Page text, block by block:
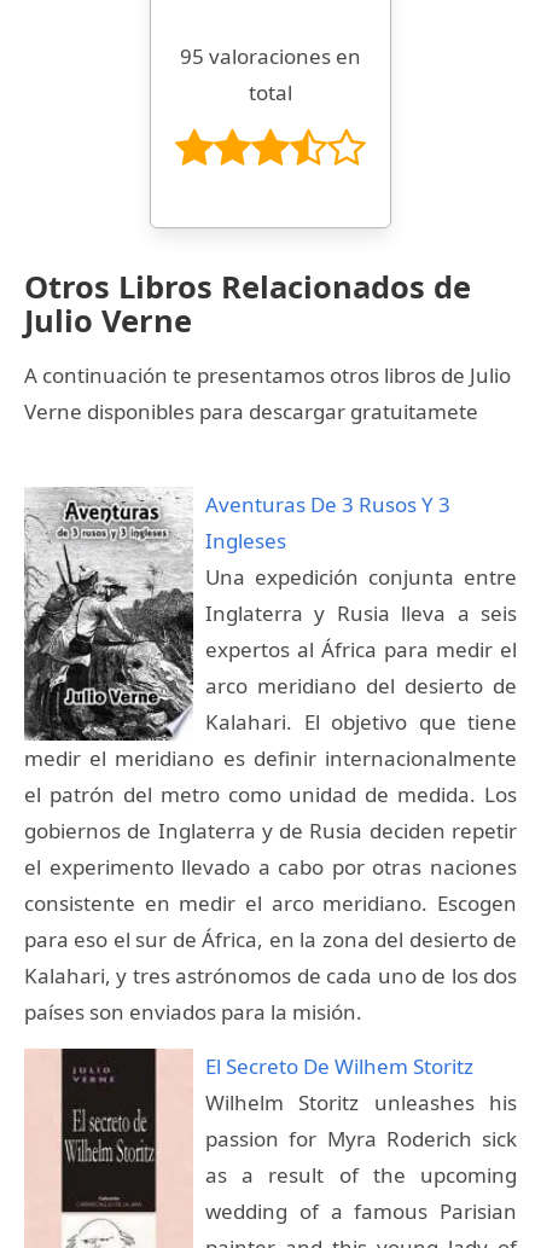
95 valoraciones en
total
Otros Libros Relacionados de
Julio Verne
A continuación te presentamos otros libros de Julio
Verne disponibles para descargar gratuitamete
Aventuras De 3 Rusos Y 3
Ingleses
Una expedición conjunta entre
Inglaterra y Rusia lleva a seis
expertos al África para medir el
arco meridiano del desierto de
Kalahari. El objetivo que tiene
medir el meridiano es definir internacionalmente
el patrón del metro como unidad de medida. Los
gobiernos de Inglaterra y de Rusia deciden repetir
el experimento llevado a cabo por otras naciones
consistente en medir el arco meridiano. Escogen
para eso el sur de África, en la zona del desierto de
Kalahari, y tres astrónomos de cada uno de los dos
países son enviados para la misión.
El Secreto De Wilhem Storitz
Wilhelm Storitz unleashes his
passion for Myra Roderich sick
as a result of the upcoming
wedding of a famous Parisian